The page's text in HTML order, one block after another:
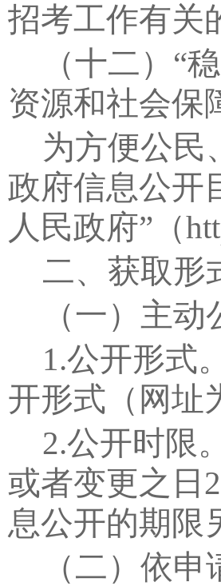
招考工作有关
（十二） “
资源和社会保
为方便公民
政府信息公开
人民政府” （
二、获取形
（一）主动
1.公开形式
开形式（网址
2.公开时限
或者变更之日
息公开的期限
（二）依